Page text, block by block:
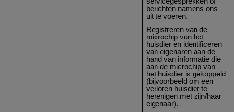
berichten namens ons
uit te voeren.
Registreren van de
microchip van het
huisdier en identificeren
van eigenaren aan de
hand van informatie die
aan de microchip van
het huisdier is gekoppeld
(bijvoorbeeld om een
verloren huisdier te
herenigen met zijn/haar
eigenaar).